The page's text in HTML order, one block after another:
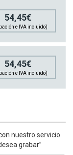
54,45€
e IVA incluido)
54,45€
e IVA incluido)
nuestro servicio
grabar”